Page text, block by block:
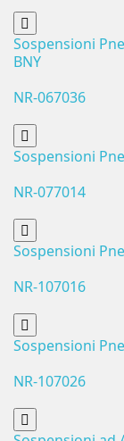
Sospensioni
BNY
NR-067036
Sospensioni
NR-077014
Sospensioni
NR-107016
Sospensioni
NR-107026